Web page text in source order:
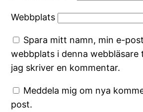
Webbplats
Spara mitt namn, min e-
webbplats i denna webbläsare
jag skriver en kommentar.
Meddela mig om nya
post.